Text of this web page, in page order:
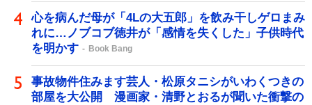
心を病んだ母が「4Lの大五郎」を飲み干しゲロまみ
れに…ノブコブ徳井が「感情を失くした」子供時代
を明かす
Book Bang
事故物件住みます芸人・松原タニシがいわくつきの
部屋を大公開 漫画家・清野とおるが聞いた衝撃の